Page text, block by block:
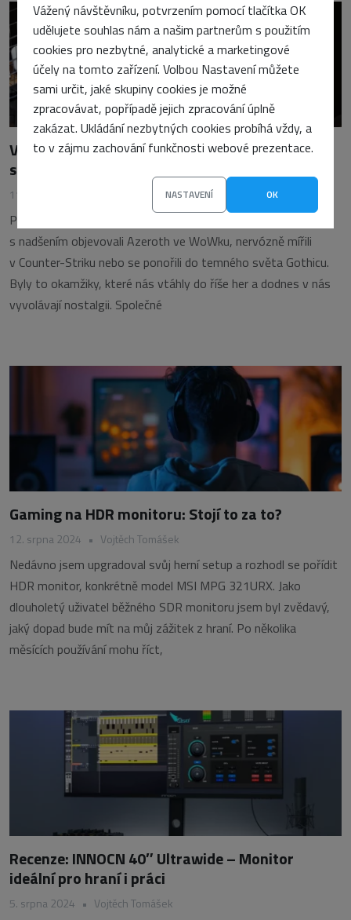
Vážený návštěvníku, potvrzením pomocí tlačítka OK
udělujete souhlas nám a našim partnerům s použitím
cookies pro nezbytné, analytické a marketingové
účely na tomto zařízení. Volbou Nastavení můžete
sami určit, jaké skupiny cookies je možné
zpracovávat, popřípadě jejich zpracování úplně
zakázat. Ukládání nezbytných cookies probíhá vždy, a
to v zájmu zachování funkčnosti webové prezentace.
NASTAVENÍ OK
Výkonný a kompaktní: ASOME Max Studio
s výjimečným poměrem cena/výkon
11. listopadu 2024 Vojtěch Tomášek
Pamatujete si své první kroky ve světě her? Možná jste
s nadšením objevovali Azeroth ve WoWku, nervózně mířili
v Counter-Striku nebo se ponořili do temného světa Gothicu.
Byly to okamžiky, které nás vtáhly do říše her a dodnes v nás
vyvolávají nostalgii. Společné
Gaming na HDR monitoru: Stojí to za to?
12. srpna 2024 • Vojtěch Tomášek
Nedávno jsem upgradoval svůj herní setup a rozhodl se pořídit
HDR monitor, konkrétně model MSI MPG 321URX. Jako
dlouholetý uživatel běžného SDR monitoru jsem byl zvědavý,
jaký dopad bude mít na můj zážitek z hraní. Po několika
měsících používání mohu říct,
Recenze: INNOCN 40″ Ultrawide – Monitor
ideální pro hraní i práci
5. srpna 2024 • Vojtěch Tomášek